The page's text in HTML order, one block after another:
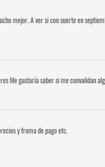
mejor. A ver si con suerte en
Me gustaría saber si me convalidan
y froma de pago etc.